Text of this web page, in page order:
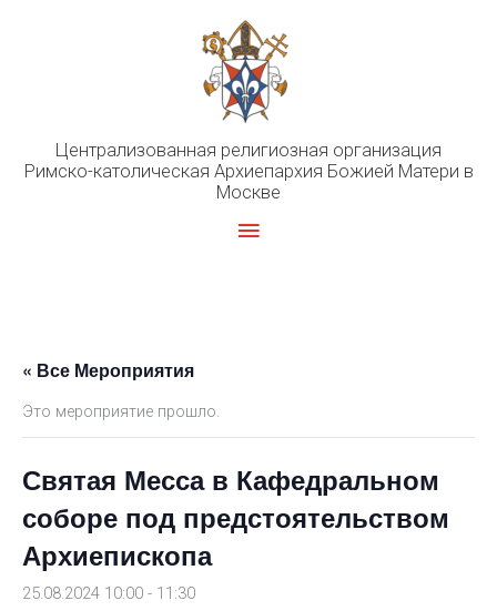
Централизованная религиозная организация
Римско-католическая Архиепархия Божией Матери в
Москве
Главное
« Все Мероприятия
Это мероприятие прошло.
Святая Месса в Кафедральном
соборе под предстоятельством
Архиепископа
25.08.2024 10:00 - 11:30